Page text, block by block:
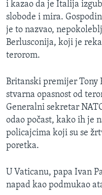
Jezici
i kazao da je Italija
slobode i mira.
je to nazvao,
Berlusconija, koji je
terorom.
Britanski premijer Tony
stvarna opasnost od
Generalni sekretar
odao počast, kako ih je
policajcima koji su se
poretka.
U Vaticanu, papa Ivan
napad kao podmukao